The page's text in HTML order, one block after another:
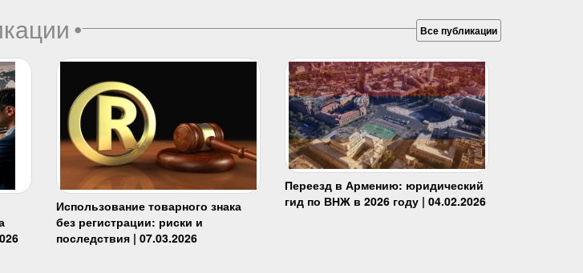
• Все публикации
Использование товарного знака
без регистрации: риски и
последствия | 07.03.2026
Переезд в Армению: юридический
гид по ВНЖ в 2026 году | 04.02.2026